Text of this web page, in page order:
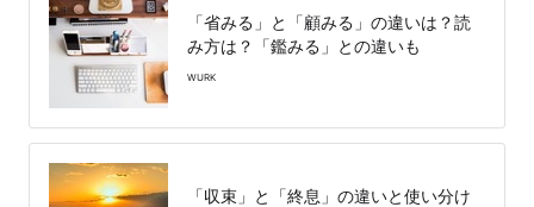
「省みる」と「顧みる」の違いは？読
み方は？「鑑みる」との違いも
WURK
「収束」と「終息」の違いと使い分け